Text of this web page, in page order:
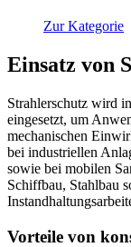
Zur Kategorie
Einsatz von
Strahlerschutz wird
eingesetzt, um
mechanischen
bei industriellen
sowie bei mobilen
Schiffbau, Stahlbau
Vorteile von